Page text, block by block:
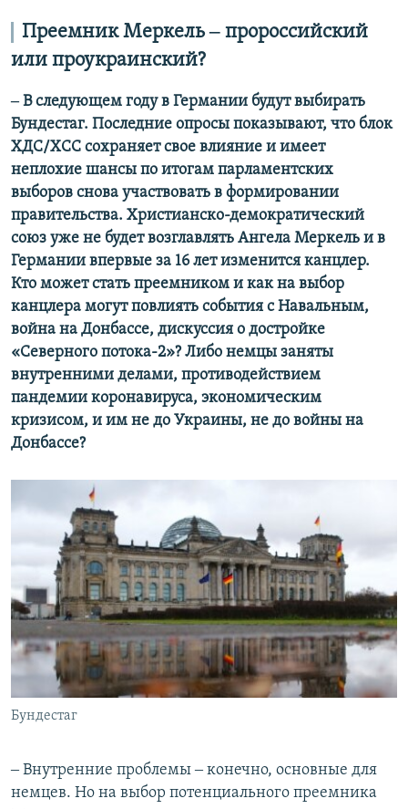
Преемник Меркель ‒ пророссийский
или проукраинский?
‒ В следующем году в Германии будут выбирать
Бундестаг. Последние опросы показывают, что блок
ХДС/ХСС сохраняет свое влияние и имеет
неплохие шансы по итогам парламентских
выборов снова участвовать в формировании
правительства. Христианско-демократический
союз уже не будет возглавлять Ангела Меркель и в
Германии впервые за 16 лет изменится канцлер.
Кто может стать преемником и как на выбор
канцлера могут повлиять события с Навальным,
война на Донбассе, дискуссия о достройке
«Северного потока-2»? Либо немцы заняты
внутренними делами, противодействием
пандемии коронавируса, экономическим
кризисом, и им не до Украины, не до войны на
Донбассе?
Бундестаг
‒ Внутренние проблемы ‒ конечно, основные для
немцев. Но на выбор потенциального преемника